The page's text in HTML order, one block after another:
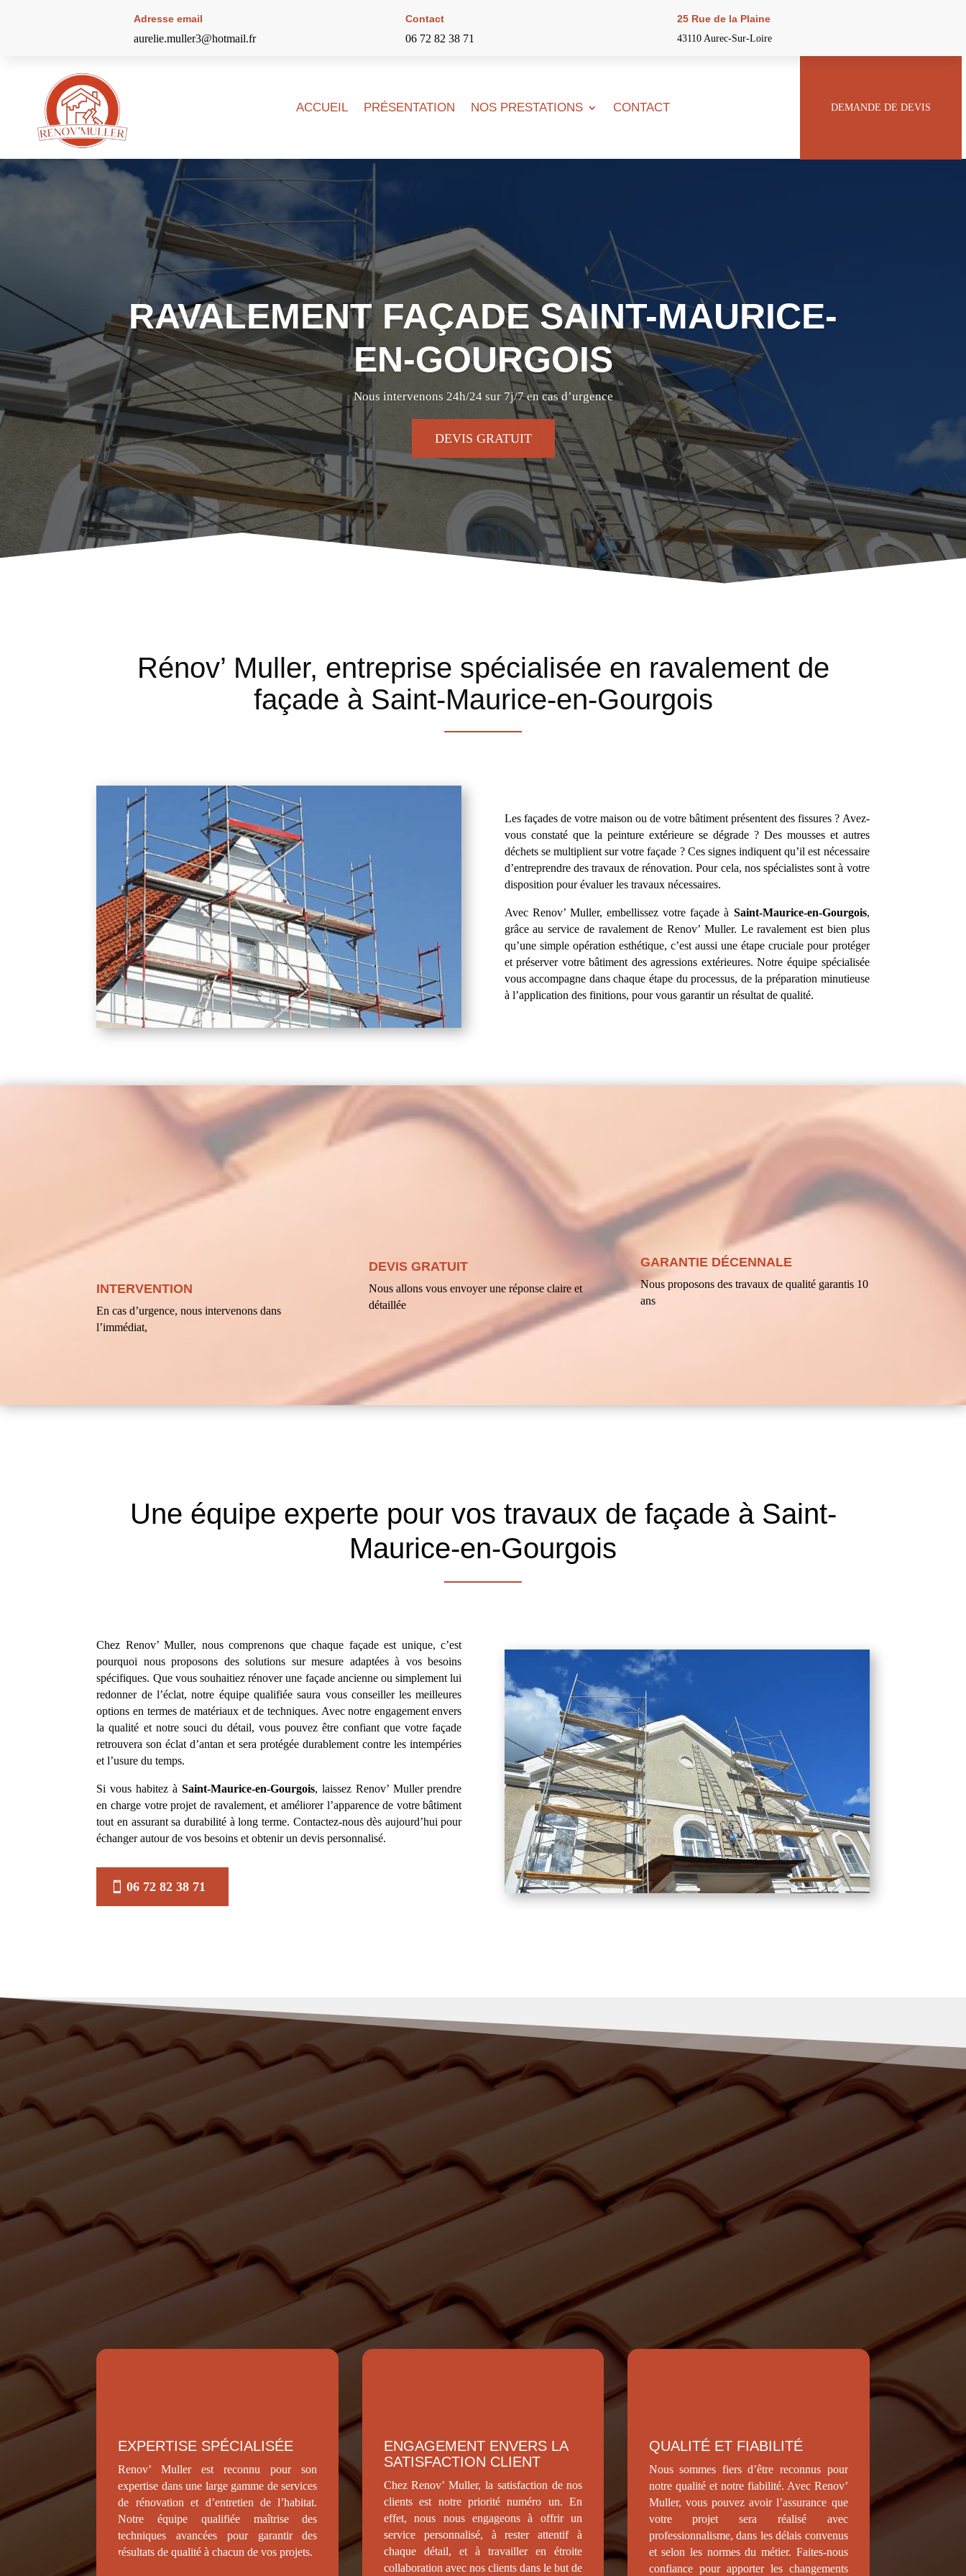
Adresse email
aurelie.muller3@hotmail.fr
Contact
06 72 82 38 71
25 Rue de la Plaine
43110 Aurec-Sur-Loire
ACCUEIL PRÉSENTATION NOS PRESTATIONS CONTACT DEMANDE DE DEVIS
RAVALEMENT FAÇADE SAINT-MAURICE-
EN-GOURGOIS
Nous intervenons 24h/24 sur 7j/7 en cas d’urgence
DEVIS GRATUIT
Rénov’ Muller, entreprise spécialisée en ravalement de
façade à Saint-Maurice-en-Gourgois
Les façades de votre maison ou de votre bâtiment présentent des fissures ? Avez-
vous constaté que la peinture extérieure se dégrade ? Des mousses et autres
déchets se multiplient sur votre façade ? Ces signes indiquent qu’il est nécessaire
d’entreprendre des travaux de rénovation. Pour cela, nos spécialistes sont à votre
disposition pour évaluer les travaux nécessaires.
Avec Renov’ Muller, embellissez votre façade à Saint-Maurice-en-Gourgois,
grâce au service de ravalement de Renov’ Muller. Le ravalement est bien plus
qu’une simple opération esthétique, c’est aussi une étape cruciale pour protéger
et préserver votre bâtiment des agressions extérieures. Notre équipe spécialisée
vous accompagne dans chaque étape du processus, de la préparation minutieuse
à l’application des finitions, pour vous garantir un résultat de qualité.
INTERVENTION
En cas d’urgence, nous intervenons dans
l’immédiat,
DEVIS GRATUIT
Nous allons vous envoyer une réponse claire et
détaillée
GARANTIE DÉCENNALE
Nous proposons des travaux de qualité garantis 10
ans
Une équipe experte pour vos travaux de façade à Saint-
Maurice-en-Gourgois
Chez Renov’ Muller, nous comprenons que chaque façade est unique, c’est
pourquoi nous proposons des solutions sur mesure adaptées à vos besoins
spécifiques. Que vous souhaitiez rénover une façade ancienne ou simplement lui
redonner de l’éclat, notre équipe qualifiée saura vous conseiller les meilleures
options en termes de matériaux et de techniques. Avec notre engagement envers
la qualité et notre souci du détail, vous pouvez être confiant que votre façade
retrouvera son éclat d’antan et sera protégée durablement contre les intempéries
et l’usure du temps.
Si vous habitez à Saint-Maurice-en-Gourgois, laissez Renov’ Muller prendre
en charge votre projet de ravalement, et améliorer l’apparence de votre bâtiment
tout en assurant sa durabilité à long terme. Contactez-nous dès aujourd’hui pour
échanger autour de vos besoins et obtenir un devis personnalisé.
06 72 82 38 71
RENOV MULLER
Pourquoi nous solliciter pour vos travaux de ravalement de
façade à Saint-Maurice-en-Gourgois ?
EXPERTISE SPÉCIALISÉE
Renov’ Muller est reconnu pour son
expertise dans une large gamme de services
de rénovation et d’entretien de l’habitat.
Notre équipe qualifiée maîtrise des
techniques avancées pour garantir des
résultats de qualité à chacun de vos projets.
ENGAGEMENT ENVERS LA
SATISFACTION CLIENT
Chez Renov’ Muller, la satisfaction de nos
clients est notre priorité numéro un. En
effet, nous nous engageons à offrir un
service personnalisé, à rester attentif à
chaque détail, et à travailler en étroite
collaboration avec nos clients dans le but de
QUALITÉ ET FIABILITÉ
Nous sommes fiers d’être reconnus pour
notre qualité et notre fiabilité. Avec Renov’
Muller, vous pouvez avoir l’assurance que
votre projet sera réalisé avec
professionnalisme, dans les délais convenus
et selon les normes du métier. Faites-nous
confiance pour apporter les changements